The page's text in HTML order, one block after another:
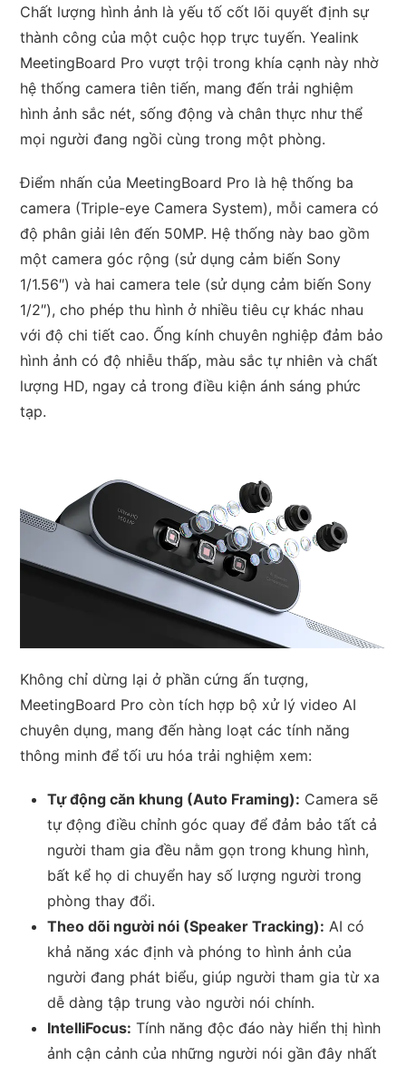
Chất lượng hình ảnh là yếu tố cốt lõi quyết định sự
thành công của một cuộc họp trực tuyến. Yealink
MeetingBoard Pro vượt trội trong khía cạnh này nhờ
hệ thống camera tiên tiến, mang đến trải nghiệm
hình ảnh sắc nét, sống động và chân thực như thể
mọi người đang ngồi cùng trong một phòng.
Điểm nhấn của MeetingBoard Pro là hệ thống ba
camera (Triple-eye Camera System), mỗi camera có
độ phân giải lên đến 50MP. Hệ thống này bao gồm
một camera góc rộng (sử dụng cảm biến Sony
1/1.56″) và hai camera tele (sử dụng cảm biến Sony
1/2″), cho phép thu hình ở nhiều tiêu cự khác nhau
với độ chi tiết cao. Ống kính chuyên nghiệp đảm bảo
hình ảnh có độ nhiễu thấp, màu sắc tự nhiên và chất
lượng HD, ngay cả trong điều kiện ánh sáng phức
tạp.
Không chỉ dừng lại ở phần cứng ấn tượng,
MeetingBoard Pro còn tích hợp bộ xử lý video AI
chuyên dụng, mang đến hàng loạt các tính năng
thông minh để tối ưu hóa trải nghiệm xem:
Tự động căn khung (Auto Framing): Camera sẽ
tự động điều chỉnh góc quay để đảm bảo tất cả
người tham gia đều nằm gọn trong khung hình,
bất kể họ di chuyển hay số lượng người trong
phòng thay đổi.
Theo dõi người nói (Speaker Tracking): AI có
khả năng xác định và phóng to hình ảnh của
người đang phát biểu, giúp người tham gia từ xa
dễ dàng tập trung vào người nói chính.
IntelliFocus: Tính năng độc đáo này hiển thị hình
ảnh cận cảnh của những người nói gần đây nhất